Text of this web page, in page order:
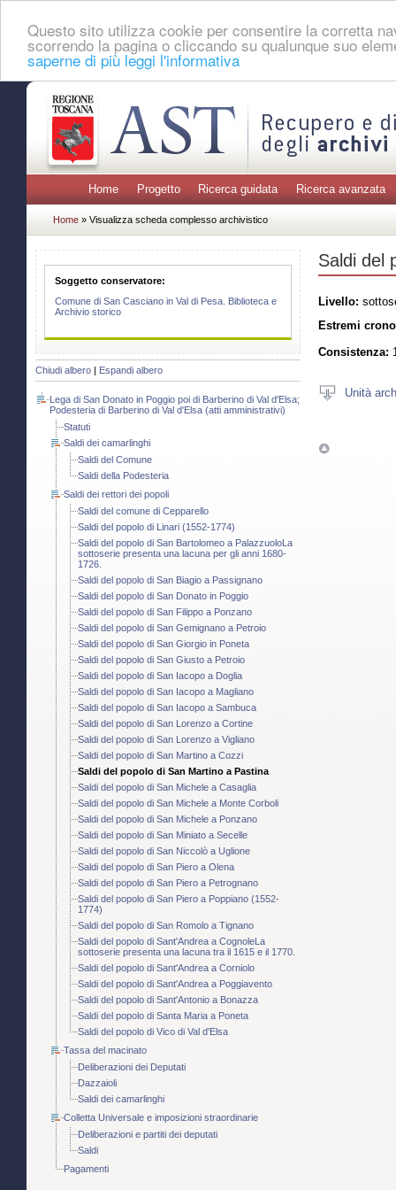
Questo sito utilizza cookie per consentire la corretta
scorrendo la pagina o cliccando su qualunque suo
saperne di più leggi l'informativa
Home Progetto Ricerca guidata Ricerca avanzata
Home » Visualizza scheda complesso archivistico
Soggetto conservatore:
Comune di San Casciano in Val di Pesa. Biblioteca e
Archivio storico
Chiudi albero Espandi albero
Lega di San Donato in Poggio poi di Barberino di Val d'Elsa;
Podesteria di Barberino di Val d'Elsa (atti amministrativi)
Statuti
Saldi dei camarlinghi
Saldi del Comune
Saldi della Podesteria
Saldi dei rettori dei popoli
Saldi del comune di Cepparello
Saldi del popolo di Linari (1552-1774)
Saldi del popolo di San Bartolomeo a PalazzuoloLa
sottoserie presenta una lacuna per gli anni 1680-
1726.
Saldi del popolo di San Biagio a Passignano
Saldi del popolo di San Donato in Poggio
Saldi del popolo di San Filippo a Ponzano
Saldi del popolo di San Gemignano a Petroio
Saldi del popolo di San Giorgio in Poneta
Saldi del popolo di San Giusto a Petroio
Saldi del popolo di San Iacopo a Doglia
Saldi del popolo di San Iacopo a Magliano
Saldi del popolo di San Iacopo a Sambuca
Saldi del popolo di San Lorenzo a Cortine
Saldi del popolo di San Lorenzo a Vigliano
Saldi del popolo di San Martino a Cozzi
Saldi del popolo di San Martino a Pastina
Saldi del popolo di San Michele a Casaglia
Saldi del popolo di San Michele a Monte Corboli
Saldi del popolo di San Michele a Ponzano
Saldi del popolo di San Miniato a Secelle
Saldi del popolo di San Niccolò a Uglione
Saldi del popolo di San Piero a Olena
Saldi del popolo di San Piero a Petrognano
Saldi del popolo di San Piero a Poppiano (1552-
1774)
Saldi del popolo di San Romolo a Tignano
Saldi del popolo di Sant'Andrea a CognoleLa
sottoserie presenta una lacuna tra il 1615 e il 1770.
Saldi del popolo di Sant'Andrea a Corniolo
Saldi del popolo di Sant'Andrea a Poggiavento
Saldi del popolo di Sant'Antonio a Bonazza
Saldi del popolo di Santa Maria a Poneta
Saldi del popolo di Vico di Val d'Elsa
Tassa del macinato
Deliberazioni dei Deputati
Dazzaioli
Saldi dei camarlinghi
Colletta Universale e imposizioni straordinarie
Deliberazioni e partiti dei deputati
Saldi
Pagamenti
Saldi del
Livello:
Estremi
Consistenza:
Unità